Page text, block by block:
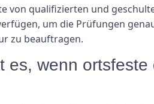
von qualifizierten und
um die Prüfungen
zu beauftragen.
es, wenn